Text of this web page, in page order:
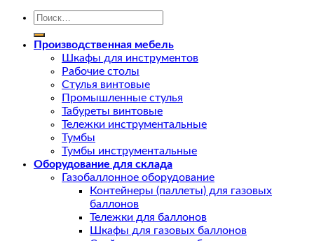
Искать:
Производственная мебель
Шкафы для инструментов
Рабочие столы
Стулья винтовые
Промышленные стулья
Табуреты винтовые
Тележки инструментальные
Тумбы
Тумбы инструментальные
Оборудование для склада
Газобаллонное оборудование
Контейнеры (паллеты) для газовых
баллонов
Тележки для баллонов
Шкафы для газовых баллонов